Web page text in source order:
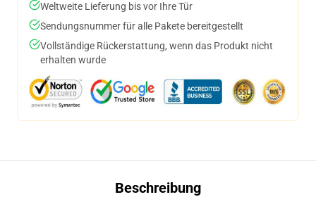
Weltweite Lieferung bis vor Ihre Tür
Sendungsnummer für alle Pakete bereitgestellt
Vollständige Rückerstattung, wenn das Produkt nicht
erhalten wurde
Beschreibung